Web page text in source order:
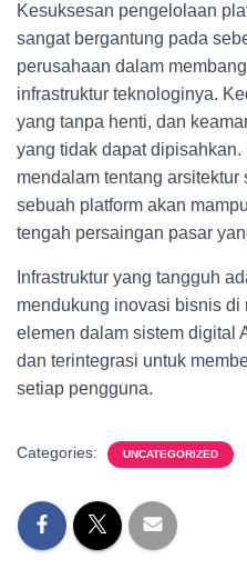
Kesuksesan pengelolaan
sangat bergantung pada
perusahaan dalam
infrastruktur teknologinya.
yang tanpa henti, dan
yang tidak dapat
mendalam tentang
sebuah platform akan
tengah persaingan pasar
Infrastruktur yang tangguh
mendukung inovasi bisnis
elemen dalam sistem digital
dan terintegrasi untuk
setiap pengguna.
Categories: UNCATEGORIZED